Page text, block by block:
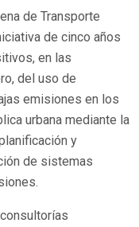
de Transporte
de cinco años
en las
del uso de
emisiones en los
urbana mediante la
y
de sistemas